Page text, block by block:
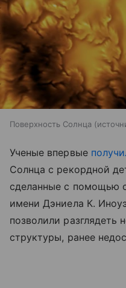
Поверхность Солнца
Ученые впервые
Солнца с рекордной
сделанные с помощью
имени Дэниела К.
позволили разглядеть
структуры, ранее